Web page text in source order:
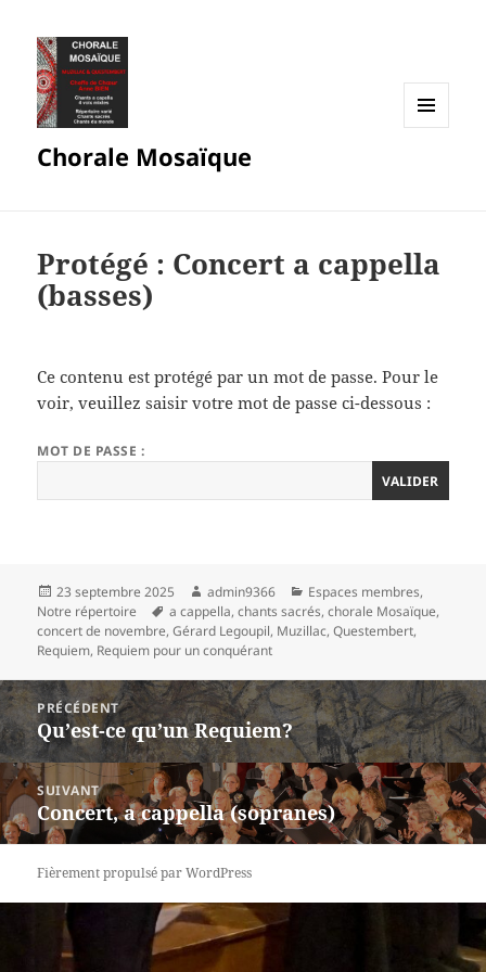
Chorale Mosaïque
Protégé : Concert a cappella
(basses)
Ce contenu est protégé par un mot de passe. Pour le
voir, veuillez saisir votre mot de passe ci-dessous :
MOT DE PASSE :
Publié
le
23 septembre 2025 Auteur
admin9366 Catégories
Espaces membres,
Notre répertoire
Mots-
clés
a cappella,chants sacrés,chorale Mosaïque,
concert de novembre,Gérard Legoupil, Muzillac,Questembert,
Requiem, Requiem pour un conquérant
Navigation
de
l’article
PRÉCÉDENT
Article
précédent :
Qu’est-ce qu’un Requiem?
SUIVANT
Article
suivant :
Concert, a cappella (sopranes)
Fièrement propulsé par WordPress